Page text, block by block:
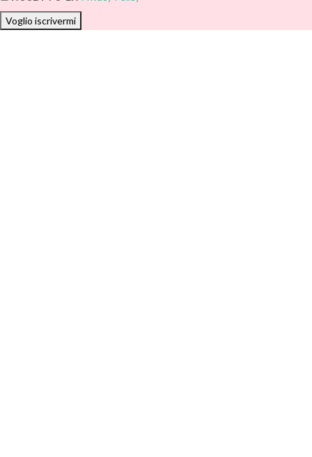
Voglio iscrivermi